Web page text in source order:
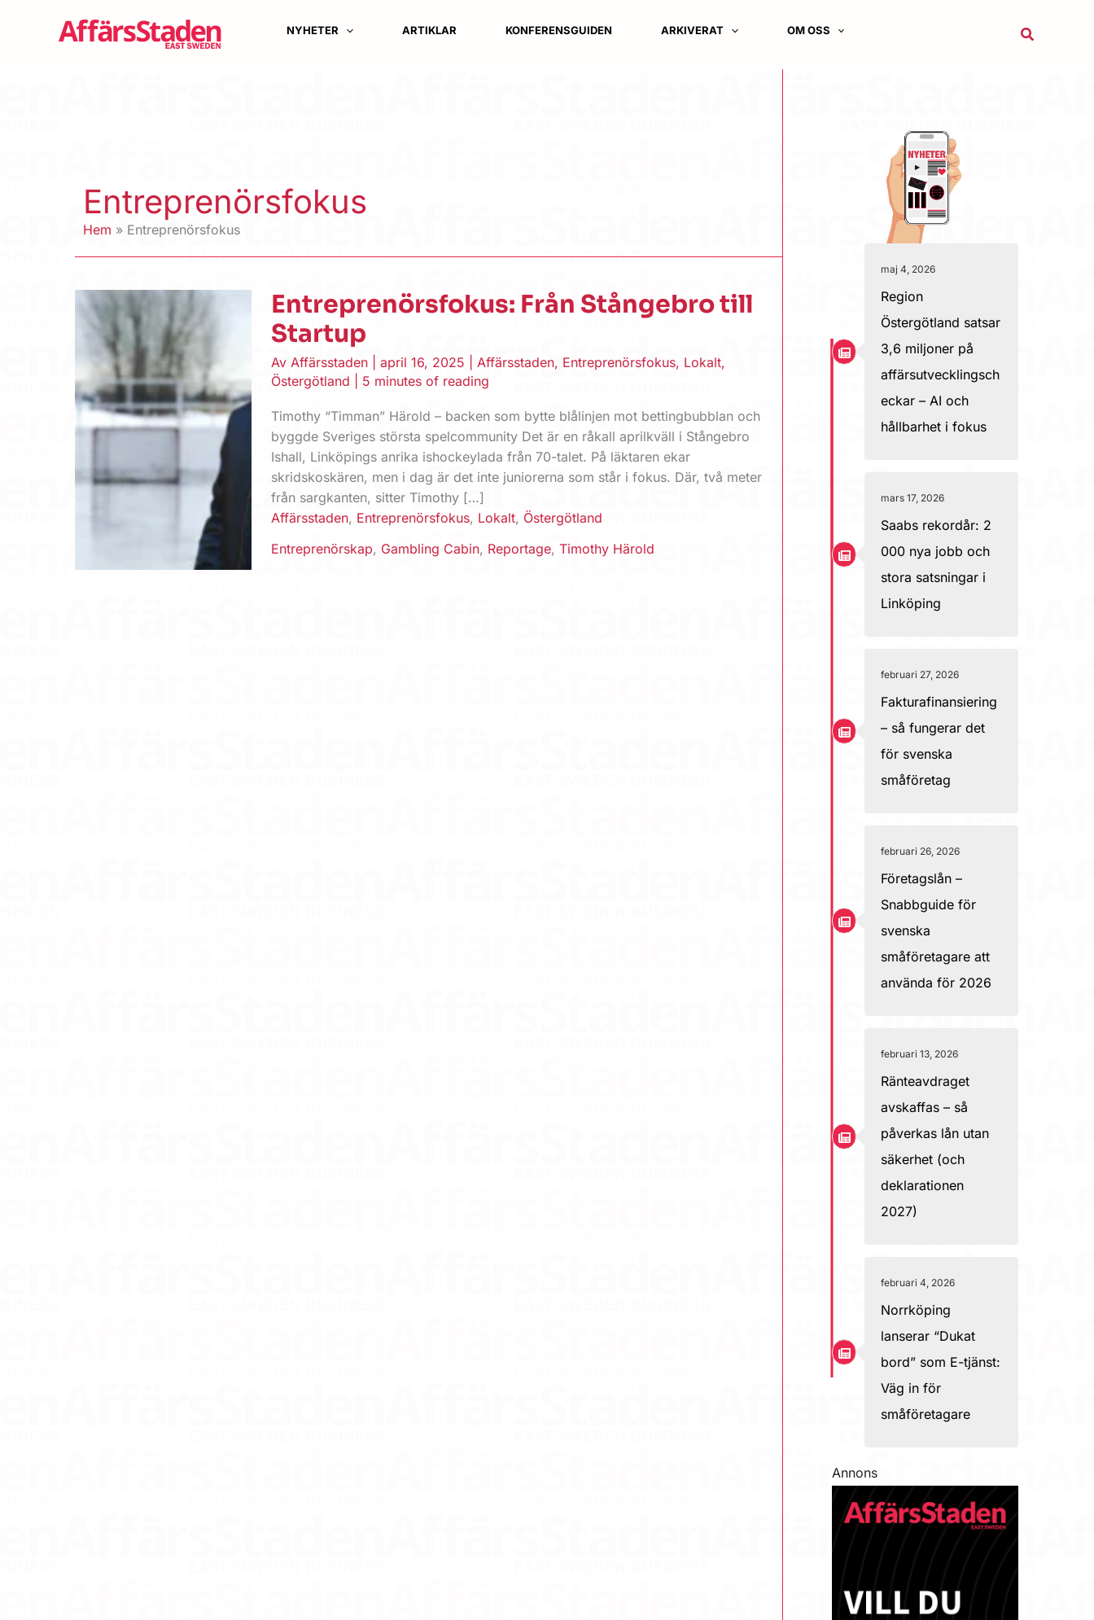
NYHETER ARTIKLAR KONFERENSGUIDEN ARKIVERAT OM OSS Sök
Entreprenörsfokus
Hem Entreprenörsfokus
Entreprenörsfokus: Från Stångebro till
Startup
AvAffärsstaden |april 16, 2025 |Affärsstaden, Entreprenörsfokus, Lokalt,
Östergötland
5 minutes of reading
Timothy “Timman” Härold – backen som bytte blålinjen mot bettingbubblan och
byggde Sveriges största spelcommunity Det är en råkall aprilkväll i Stångebro
Ishall, Linköpings anrika ishockey­lada från 70-talet. På läktaren ekar
skridskoskären, men i dag är det inte juniorerna som står i fokus. Där, två meter
från sargkanten, sitter Timothy […]
Affärsstaden, Entreprenörsfokus, Lokalt, Östergötland
Entreprenörskap, Gambling Cabin, Reportage,Timothy Härold
maj 4, 2026
Region
Östergötland satsar
3,6 miljoner på
affärsutvecklingsch
eckar – AI och
hållbarhet i fokus
mars 17, 2026
Saabs rekordår: 2
000 nya jobb och
stora satsningar i
Linköping
februari 27, 2026
Fakturafinansiering
– så fungerar det
för svenska
småföretag
februari 26, 2026
Företagslån –
Snabbguide för
svenska
småföretagare att
använda för 2026
februari 13, 2026
Ränteavdraget
avskaffas – så
påverkas lån utan
säkerhet (och
deklarationen
2027)
februari 4, 2026
Norrköping
lanserar “Dukat
bord” som E-tjänst:
Väg in för
småföretagare
Annons